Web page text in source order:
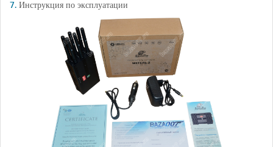
Инструкция по эксплуатации